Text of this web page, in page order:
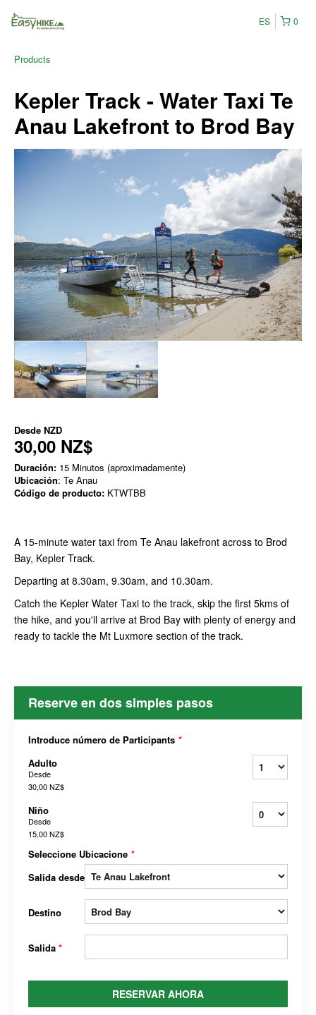
0
ES
Products
Kepler Track - Water Taxi Te
Anau Lakefront to Brod Bay
Desde NZD
30,00 NZ$
Duración: 15 Minutos (aproximadamente)
Ubicación: Te Anau
Código de producto: KTWTBB
A 15-minute water taxi from Te Anau lakefront across to Brod
Bay, Kepler Track.
Departing at 8.30am, 9.30am, and 10.30am.
Catch the Kepler Water Taxi to the track, skip the first 5kms of
the hike, and you'll arrive at Brod Bay with plenty of energy and
ready to tackle the Mt Luxmore section of the track.
Reserve en dos simples pasos
Introduce número de Participants *
Adulto
Desde
30,00 NZ$
Niño
Desde
15,00 NZ$
Seleccione Ubicacione *
Salida desde
Destino
Salida *
RESERVAR AHORA